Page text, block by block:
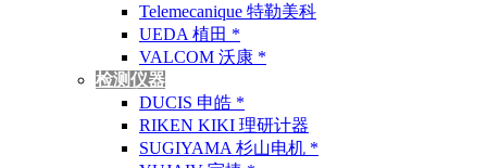
Telemecanique 特勒美科
UEDA 植田 *
VALCOM 沃康 *
检测仪器
DUCIS 申皓 *
RIKEN KIKI 理研计器
SUGIYAMA 杉山电机 *